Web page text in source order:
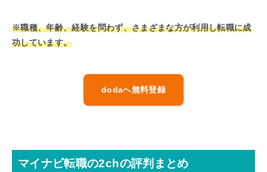
※職種、年齢、経験を問わず、さまざまな方が利用し転職に成
功しています。
dodaへ無料登録
マイナビ転職の2chの評判まとめ